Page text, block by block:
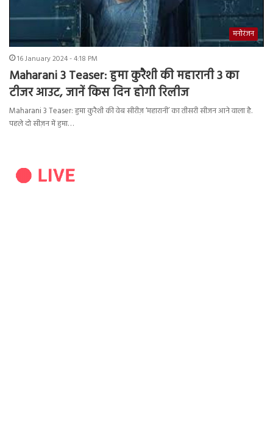
मनोरंजन
16 January 2024 - 4:18 PM
Maharani 3 Teaser: हुमा कुरैशी की महारानी 3 का
टीजर आउट, जानें किस दिन होगी रिलीज
Maharani 3 Teaser: हुमा कुरैशी की वेब सीरीज़ ‘महारानी’ का तीसरी सीजन आने वाला है.
पहले दो सीज़न में हुमा…